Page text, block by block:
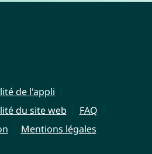
de l'appli
du site web
FAQ
Mentions légales